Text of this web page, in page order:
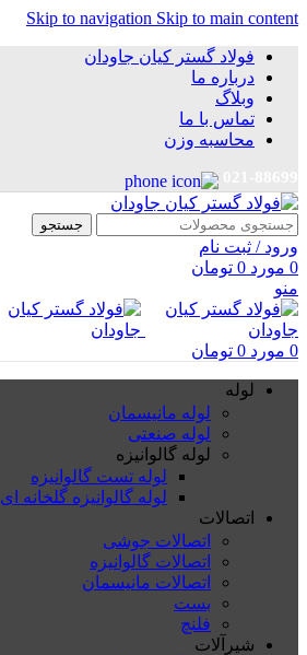
Skip to navigation Skip to main content
فولاد گستر کیان جاودان
درباره ما
وبلاگ
تماس با ما
محاسبه وزن
جستجو
ورود / ثبت نام
0 مورد 0 تومان
منو
0 مورد 0 تومان
لوله
لوله مانیسمان
لوله صنعتی
لوله گالوانیزه
لوله تست گالوانیزه
لوله گالوانیزه گلخانه ای
اتصالات
اتصالات جوشی
اتصالات گالوانیزه
اتصالات مانیسمان
بست
فلنچ
شیرآلات